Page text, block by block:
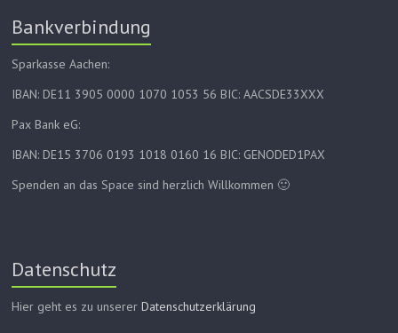
Bankverbindung
Sparkasse Aachen:
IBAN: DE11 3905 0000 1070 1053 56 BIC: AACSDE33XXX
Pax Bank eG:
IBAN: DE15 3706 0193 1018 0160 16 BIC: GENODED1PAX
Spenden an das Space sind herzlich Willkommen 🙂
Datenschutz
Hier geht es zu unsererDatenschutzerklärung